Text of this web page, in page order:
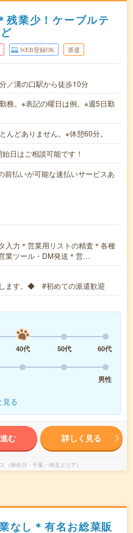
残業少！ケーブルテ
WEB登録OK 派遣
／溝の口駅から徒歩10分
務。※表記の曜日は例。※週5日勤
どありません。※休憩60分。
日はご相談可能です！
払いが可能な速払いサービスあ
入力＊営業用リストの精査＊各種
業ツール・DM発送＊営…
ます。◆ #初めての派遣歓迎
40代 50代
60代
男性
見る
む 詳しく見る
（神奈川・千葉・埼玉エリア）
なし＊有名お総菜販